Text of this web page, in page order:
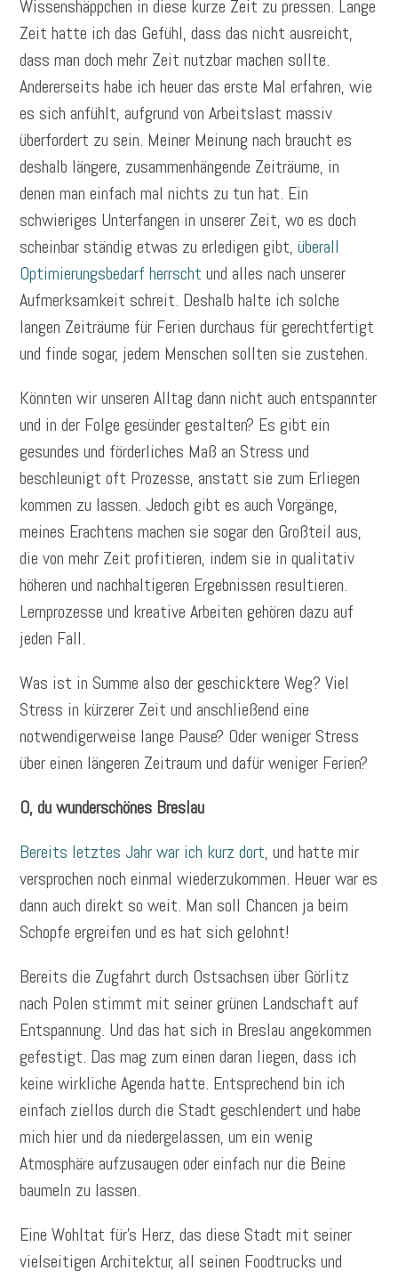
Wissenshäppchen in diese kurze Zeit zu pressen. Lange
Zeit hatte ich das Gefühl, dass das nicht ausreicht,
dass man doch mehr Zeit nutzbar machen sollte.
Andererseits habe ich heuer das erste Mal erfahren, wie
es sich anfühlt, aufgrund von Arbeitslast massiv
überfordert zu sein. Meiner Meinung nach braucht es
deshalb längere, zusammenhängende Zeiträume, in
denen man einfach mal nichts zu tun hat. Ein
schwieriges Unterfangen in unserer Zeit, wo es doch
scheinbar ständig etwas zu erledigen gibt,überall
Optimierungsbedarf herrscht und alles nach unserer
Aufmerksamkeit schreit. Deshalb halte ich solche
langen Zeiträume für Ferien durchaus für gerechtfertigt
und finde sogar, jedem Menschen sollten sie zustehen.
Könnten wir unseren Alltag dann nicht auch entspannter
und in der Folge gesünder gestalten? Es gibt ein
gesundes und förderliches Maß an Stress und
beschleunigt oft Prozesse, anstatt sie zum Erliegen
kommen zu lassen. Jedoch gibt es auch Vorgänge,
meines Erachtens machen sie sogar den Großteil aus,
die von mehr Zeit profitieren, indem sie in qualitativ
höheren und nachhaltigeren Ergebnissen resultieren.
Lernprozesse und kreative Arbeiten gehören dazu auf
jeden Fall.
Was ist in Summe also der geschicktere Weg? Viel
Stress in kürzerer Zeit und anschließend eine
notwendigerweise lange Pause? Oder weniger Stress
über einen längeren Zeitraum und dafür weniger Ferien?
O, du wunderschönes Breslau
Bereits letztes Jahr war ich kurz dort, und hatte mir
versprochen noch einmal wiederzukommen. Heuer war es
dann auch direkt so weit. Man soll Chancen ja beim
Schopfe ergreifen und es hat sich gelohnt!
Bereits die Zugfahrt durch Ostsachsen über Görlitz
nach Polen stimmt mit seiner grünen Landschaft auf
Entspannung. Und das hat sich in Breslau angekommen
gefestigt. Das mag zum einen daran liegen, dass ich
keine wirkliche Agenda hatte. Entsprechend bin ich
einfach ziellos durch die Stadt geschlendert und habe
mich hier und da niedergelassen, um ein wenig
Atmosphäre aufzusaugen oder einfach nur die Beine
baumeln zu lassen.
Eine Wohltat für’s Herz, das diese Stadt mit seiner
vielseitigen Architektur, all seinen Foodtrucks und